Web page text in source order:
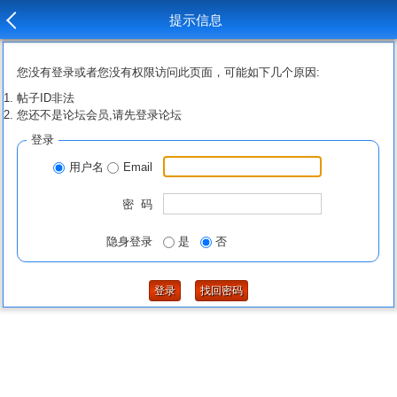
提示信息
您没有登录或者您没有权限访问此页面，可能如下几个原因:
帖子ID非法
您还不是论坛会员,请先登录论坛
登录
用户名 Email
密 码
隐身登录 是 否